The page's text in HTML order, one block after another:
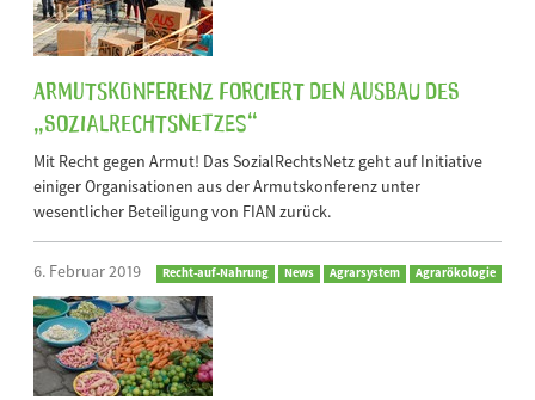
Armutskonferenz forciert den Ausbau des
„SozialRechtsNetzes“
Mit Recht gegen Armut! Das SozialRechtsNetz geht auf Initiative
einiger Organisationen aus der Armutskonferenz unter
wesentlicher Beteiligung von FIAN zurück.
6. Februar 2019 Recht-auf-Nahrung News Agrarsystem Agrarökologie